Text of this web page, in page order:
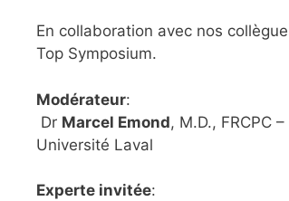
En collaboration avec nos
Top Symposium.
Modérateur:
Dr Marcel Emond, M.D., FRCPC
Université Laval
Experte invitée: